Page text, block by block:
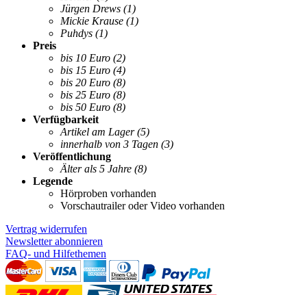
Jürgen Drews (1)
Mickie Krause (1)
Puhdys (1)
Preis
bis 10 Euro (2)
bis 15 Euro (4)
bis 20 Euro (8)
bis 25 Euro (8)
bis 50 Euro (8)
Verfügbarkeit
Artikel am Lager (5)
innerhalb von 3 Tagen (3)
Veröffentlichung
Älter als 5 Jahre (8)
Legende
Hörproben vorhanden
Vorschautrailer oder Video vorhanden
Vertrag widerrufen
Newsletter abonnieren
FAQ- und Hilfethemen